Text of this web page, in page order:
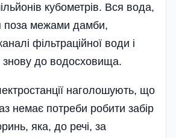
кубометрів. Вся вода,
поза межами дамби,
фільтраційної води і
знову до водосховища.
наголошують, що
немає потреби робити забір
яка, до речі, за